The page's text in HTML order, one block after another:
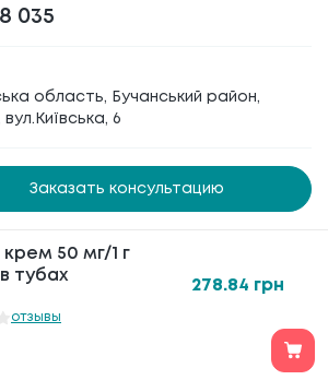
50 мг/1 г
тубах
отзывы
278.84 грн
035
область, Бучанський район,
6
Заказать консультацию
відповідальністю
30886474 © 2020-2026